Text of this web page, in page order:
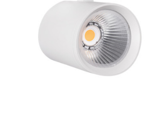
Светодиодная
подсветка